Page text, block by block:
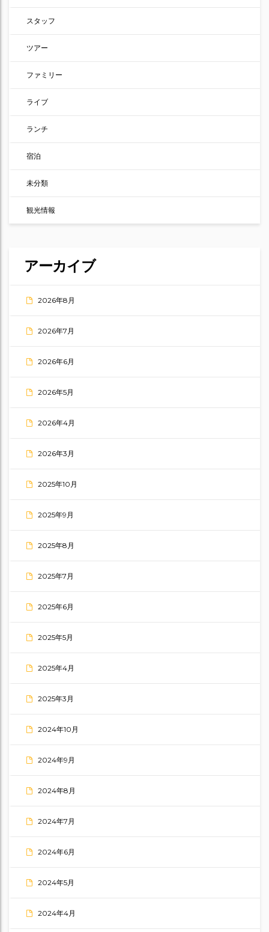
スタッフ
ツアー
ファミリー
ライブ
ランチ
宿泊
未分類
観光情報
アーカイブ
2026年8月
2026年7月
2026年6月
2026年5月
2026年4月
2026年3月
2025年10月
2025年9月
2025年8月
2025年7月
2025年6月
2025年5月
2025年4月
2025年3月
2024年10月
2024年9月
2024年8月
2024年7月
2024年6月
2024年5月
2024年4月